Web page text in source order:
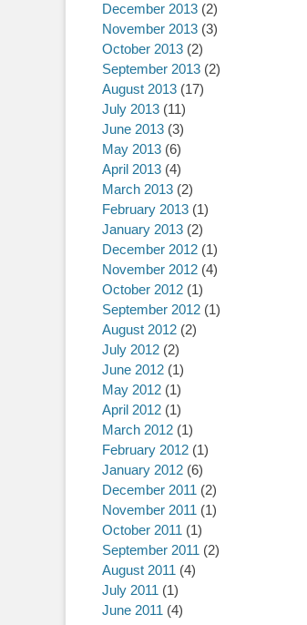
December 2013 (2)
November 2013 (3)
October 2013 (2)
September 2013 (2)
August 2013 (17)
July 2013 (11)
June 2013 (3)
May 2013 (6)
April 2013 (4)
March 2013 (2)
February 2013 (1)
January 2013 (2)
December 2012 (1)
November 2012 (4)
October 2012 (1)
September 2012 (1)
August 2012 (2)
July 2012 (2)
June 2012 (1)
May 2012 (1)
April 2012 (1)
March 2012 (1)
February 2012 (1)
January 2012 (6)
December 2011 (2)
November 2011 (1)
October 2011 (1)
September 2011 (2)
August 2011 (4)
July 2011 (1)
June 2011 (4)